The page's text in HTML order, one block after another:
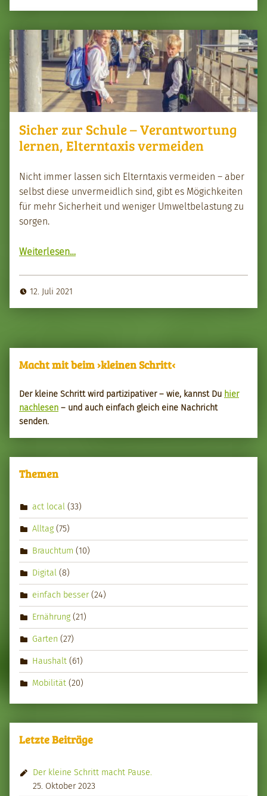
Sicher zur Schule – Verantwortung
lernen, Elterntaxis vermeiden
Nicht immer lassen sich Eltern­taxis ver­mei­den – aber
selb­st diese unver­mei­dlich sind, gibt es Mögichkeit­en
für mehr Sicher­heit und weniger Umwelt­be­las­tung zu
sor­gen.
Weit­er­lesen“Sich­er zur Schule – Ver­ant­wor­tung ler­nen, Eltern­taxis ver­mei­den”
…
12. Juli 2021
Macht mit beim ›kleinen Schritt‹
Der kleine Schritt wird par­tizipa­tiv­er – wie, kannst Du hier
nach­le­sen – und auch ein­fach gle­ich eine Nachricht
senden.
Themen
act local (33)
Alltag (75)
Brauchtum (10)
Digital (8)
einfach besser(24)
Ernährung (21)
Garten (27)
Haushalt (61)
Mobilität (20)
Letzte Beiträge
Der kleine Schritt macht Pause.
25. Oktober 2023